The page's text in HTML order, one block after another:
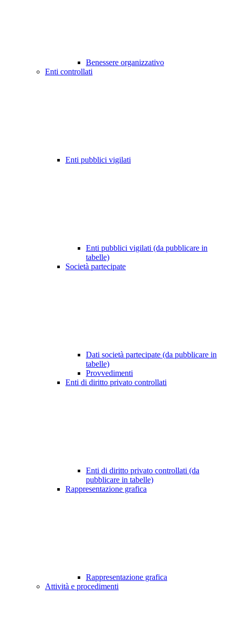
Benessere organizzativo
Enti controllati
Enti pubblici vigilati
Enti pubblici vigilati (da pubblicare in
tabelle)
Società partecipate
Dati società partecipate (da pubblicare in
tabelle)
Provvedimenti
Enti di diritto privato controllati
Enti di diritto privato controllati (da
pubblicare in tabelle)
Rappresentazione grafica
Rappresentazione grafica
Attività e procedimenti